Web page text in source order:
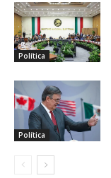
Política
Política